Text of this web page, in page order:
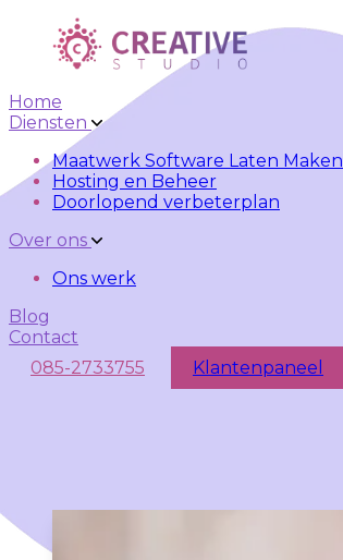
Skip to main content Skip to navigation
Home
Diensten
Maatwerk Software Laten Maken
Hosting en Beheer
Doorlopend verbeterplan
Over ons
Ons werk
Blog
Contact
085-2733755
Klantenpaneel